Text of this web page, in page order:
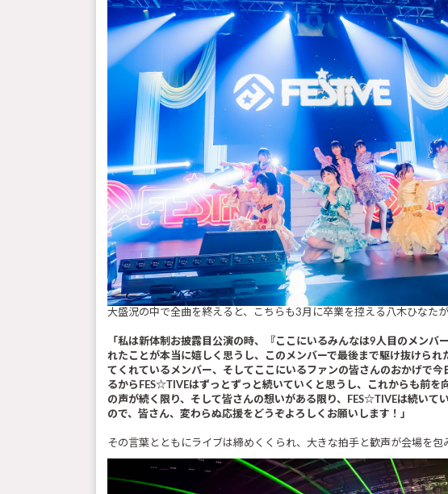
大盛況の中で全曲を終えると、こちらも3月に卒業を控える八木ひなた
「私は新体制お披露目公演の時、『ここにいるみんなは9人目のメン
れたことが本当に嬉しく思うし、このメンバーで最後まで駆け抜けら
てくれているメンバー、そしてここにいるファンの皆さんのおかげで
るからFES☆TIVEはずっとずっと続いていくと思うし、これからも前
の声が続く限り、そして皆さんの想いがある限り、FES☆TIVEは続い
ので、皆さん、変わらぬ応援をどうぞよろしくお願いします！」
その言葉とともにライブは締めくくられ、大きな拍手と歓声が会場を